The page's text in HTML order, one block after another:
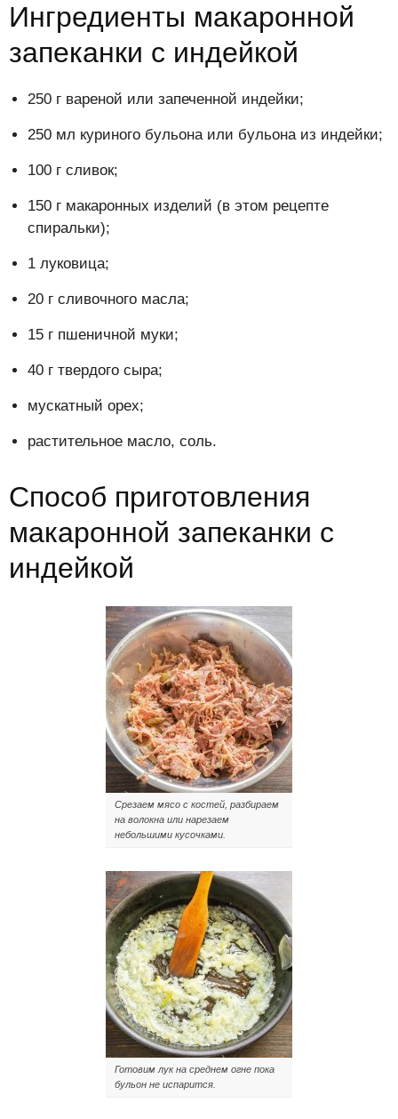
Ингредиенты макаронной
запеканки с индейкой
250 г вареной или запеченной индейки;
250 мл куриного бульона или бульона из индейки;
100 г сливок;
150 г макаронных изделий (в этом рецепте
спиральки);
1 луковица;
20 г сливочного масла;
15 г пшеничной муки;
40 г твердого сыра;
мускатный орех;
растительное масло, соль.
Способ приготовления
макаронной запеканки с
индейкой
Срезаем мясо с костей, разбираем
на волокна или нарезаем
небольшими кусочками.
Готовим лук на среднем огне пока
бульон не испарится.